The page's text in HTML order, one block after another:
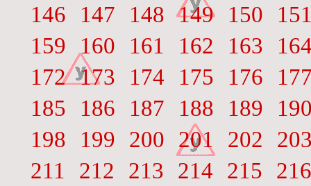
146
147 148 149 150
159
160 161 162 163
172 173 174 175 176
185
186 187 188 189
198
199 200 201 202
211
212 213 214 215
216